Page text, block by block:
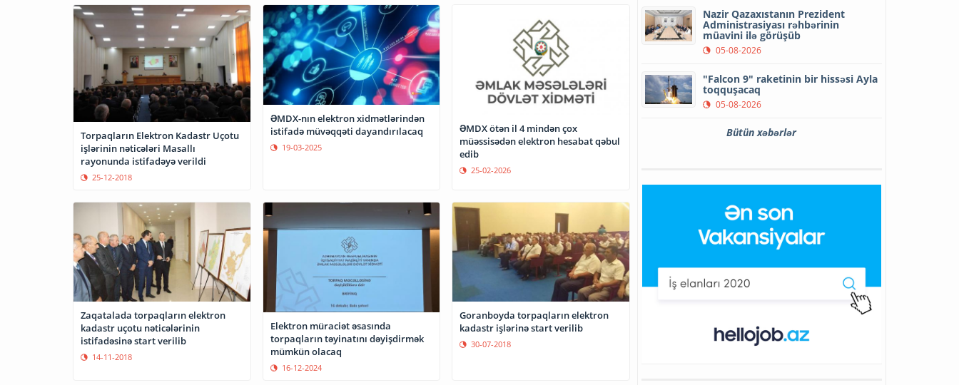
Torpaqların Elektron Kadastr Uçotu
işlərinin nəticələri Masallı
rayonunda istifadəyə verildi
25-12-2018
ƏMDX-nın elektron xidmətlərindən
istifadə müvəqqəti dayandırılacaq
19-03-2025
ƏMDX ötən il 4 mindən çox
müəssisədən elektron hesabat qəbul
edib
25-02-2026
Zaqatalada torpaqların elektron
kadastr uçotu nəticələrinin
istifadəsinə start verilib
14-11-2018
Elektron müraciət əsasında
torpaqların təyinatını dəyişdirmək
mümkün olacaq
16-12-2024
Goranboyda torpaqların elektron
kadastr işlərinə start verilib
30-07-2018
Nazir Qazaxıstanın Prezident
Administrasiyası rəhbərinin
müavini ilə görüşüb
05-08-2026
"Falcon 9" raketinin bir hissəsi Ayla
toqquşacaq
05-08-2026
Bütün xəbərlər